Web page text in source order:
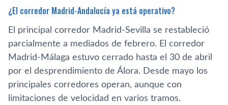
¿El corredor Madrid-Andalucía ya está operativo?
El principal corredor Madrid-Sevilla se restableció
parcialmente a mediados de febrero. El corredor
Madrid-Málaga estuvo cerrado hasta el 30 de abril
por el desprendimiento de Álora. Desde mayo los
principales corredores operan, aunque con
limitaciones de velocidad en varios tramos.